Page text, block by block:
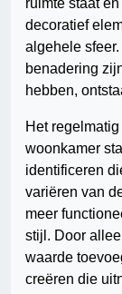
ruimte staat
decoratief
algehele
benadering
hebben,
Het
woonkamer
identificeren
variëren van
meer
stijl. Door
waarde
creëren die